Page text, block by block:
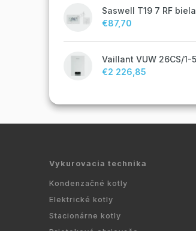
Saswell T19 7 RF biela
€87,70
€2 226,85
Vykurovacia technika
Kondenzačné kotly
Elektrické kotly
Stacionárne kotly